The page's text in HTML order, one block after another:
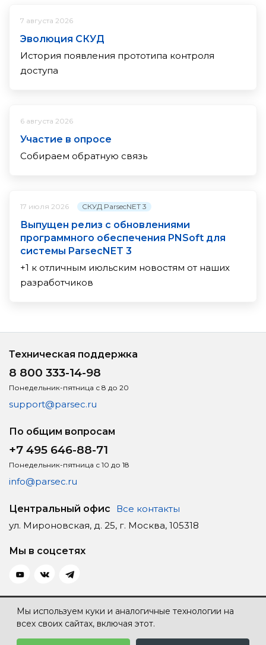
7 августа 2026
Эволюция СКУД
История появления прототипа контроля
доступа
6 августа 2026
Участие в опросе
Собираем обратную связь
17 июля 2026 СКУД ParsecNET 3
Выпущен релиз с обновлениями
программного обеспечения PNSoft для
системы ParsecNET 3
+1 к отличным июльским новостям от наших
разработчиков
Техническая поддержка
8 800 333-14-98
Понедельник-пятница с 8 до 20
support@parsec.ru
По общим вопросам
+7 495 646-88-71
Понедельник-пятница с 10 до 18
info@parsec.ru
Центральный офис
Все контакты
ул. Мироновская, д. 25, г. Москва, 105318
Мы в соцсетях
Политика конфиденциальности
Карта сайта
Создание сайта — Individ
Мы используем куки и аналогичные технологии на
всех своих сайтах, включая этот.